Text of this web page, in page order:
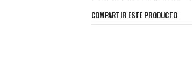
COMPARTIR ESTE PRODUCTO